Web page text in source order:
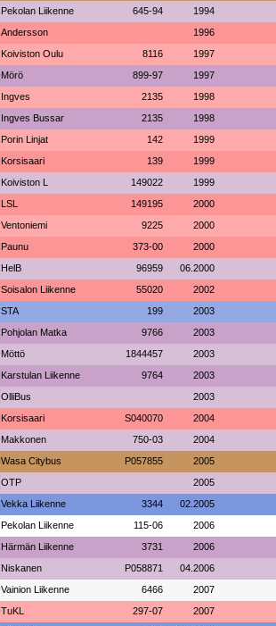
Pekolan Liikenne 645-94 1994
Andersson 1996
Koiviston Oulu 8116 1997
Mörö 899-97 1997
Ingves 2135 1998
Ingves Bussar 2135 1998
Porin Linjat 142 1999
Korsisaari 139 1999
Koiviston L 149022 1999
LSL 149195 2000
Ventoniemi 9225 2000
Paunu 373-00 2000
HelB 96959 06.2000
Soisalon Liikenne 55020 2002
STA 199 2003
Pohjolan Matka 9766 2003
Möttö 1844457 2003
Karstulan Liikenne 9764 2003
OlliBus 2003
Korsisaari S040070 2004
Makkonen 750-03 2004
Wasa Citybus P057855 2005
OTP 2005
Vekka Liikenne 3344 02.2005
Pekolan Liikenne 115-06 2006
Härmän Liikenne 3731 2006
Niskanen P058871 04.2006
Vainion Liikenne 6466 2007
TuKL 297-07 2007